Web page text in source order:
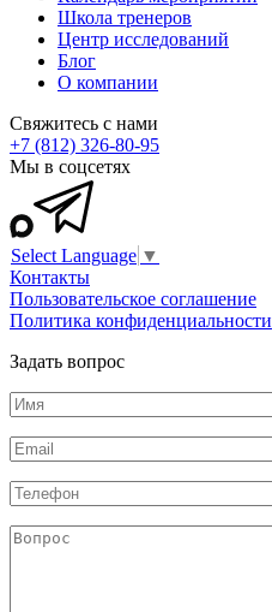
Школа тренеров
Центр исследований
Блог
О компании
Свяжитесь с нами
+7 (812) 326-80-95
Мы в соцсетях
Select Language ▼
Контакты
Пользовательское соглашение
Политика конфиденциальности
Задать вопрос